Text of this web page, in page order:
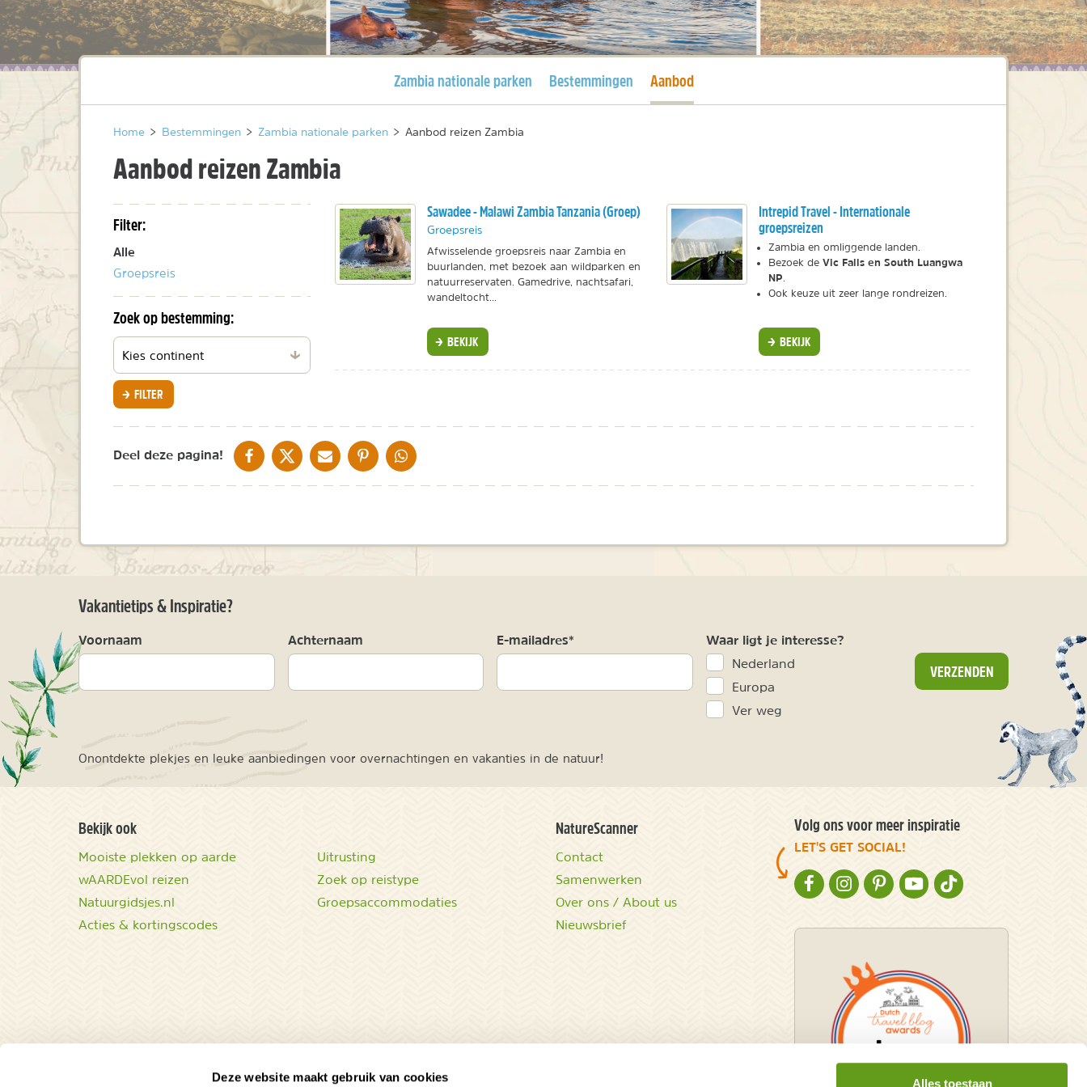
Deze website maakt gebruik van cookies Alles toestaan
Huidige pagina
Zambia nationale parken Bestemmingen Huidige pagina
Aanbod
Home > Bestemmingen > Zambia nationale parken > Aanbod reizen Zambia
Aanbod reizen Zambia
Filter:
Alle
Groepsreis
Zoek op bestemming:
Filteren
per
continent
FILTER
Sawadee - Malawi Zambia Tanzania (Groep)
Groepsreis
Afwisselende groepsreis naar Zambia en
buurlanden, met bezoek aan wildparken en
natuurreservaten. Gamedrive, nachtsafari,
wandeltocht...
BEKIJK
Intrepid Travel - Internationale
groepsreizen
Zambia en omliggende landen.
Bezoek de Vic Falls en South Luangwa
NP
Ook keuze uit zeer lange rondreizen.
BEKIJK
Deel deze pagina! DELEN OP FACEBOOK
DELEN OP XDELEN VIA DE MAIL
DELEN OP PINTEREST
DELEN OP WHATSAPP
Vakantietips & Inspiratie?
Voornaam Achternaam E-mailadres* Waar ligt je interesse?
Nederland
Europa
Ver weg
VERZENDEN
Onontdekte plekjes en leuke aanbiedingen voor overnachtingen en vakanties in de natuur!
Bekijk ook
Mooiste plekken op aarde
wAARDEvol reizen
Natuurgidsjes.nl
Acties & kortingscodes
Uitrusting
Zoek op reistype
Groepsaccommodaties
NatureScanner
Contact
Samenwerken
Over ons / About us
Nieuwsbrief
Volg ons voor meer inspiratie
LET'S GET SOCIAL!
NATURESCANNER OP FACEBOOK
NATURESCANNER OP INSTAGRAM
NATURESCANNER OP PINTEREST
NATURESCANNER OP YOUTUBE
NATURESCANNER OP